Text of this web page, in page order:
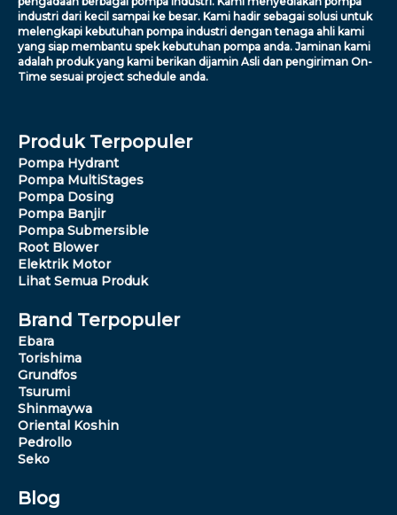
industri dari kecil sampai ke besar. Kami hadir sebagai solusi untuk
melengkapi kebutuhan pompa industri dengan tenaga ahli kami
yang siap membantu spek kebutuhan pompa anda. Jaminan kami
adalah produk yang kami berikan dijamin Asli dan pengiriman On-
Time sesuai project schedule anda.
Produk Terpopuler
Pompa Hydrant
Pompa MultiStages
Pompa Dosing
Pompa Banjir
Pompa Submersible
Root Blower
Elektrik Motor
Lihat Semua Produk
Brand Terpopuler
Ebara
Torishima
Grundfos
Tsurumi
Shinmaywa
Oriental Koshin
Pedrollo
Seko
Blog